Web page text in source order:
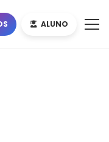
ALUNO